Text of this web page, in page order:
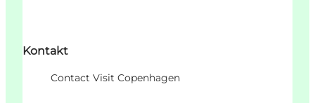
Kontakt
Contact Visit Copenhagen